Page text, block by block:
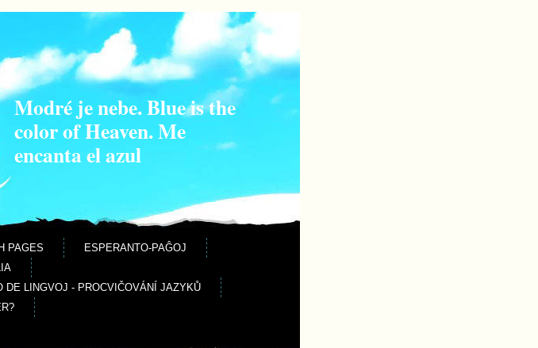
Modré je nebe. Blue is the
color of Heaven. Me
encanta el azul
PAGES
ESPERANTO-PAĜOJ
DE LINGVOJ - PROCVIČOVÁNÍ JAZYKŮ